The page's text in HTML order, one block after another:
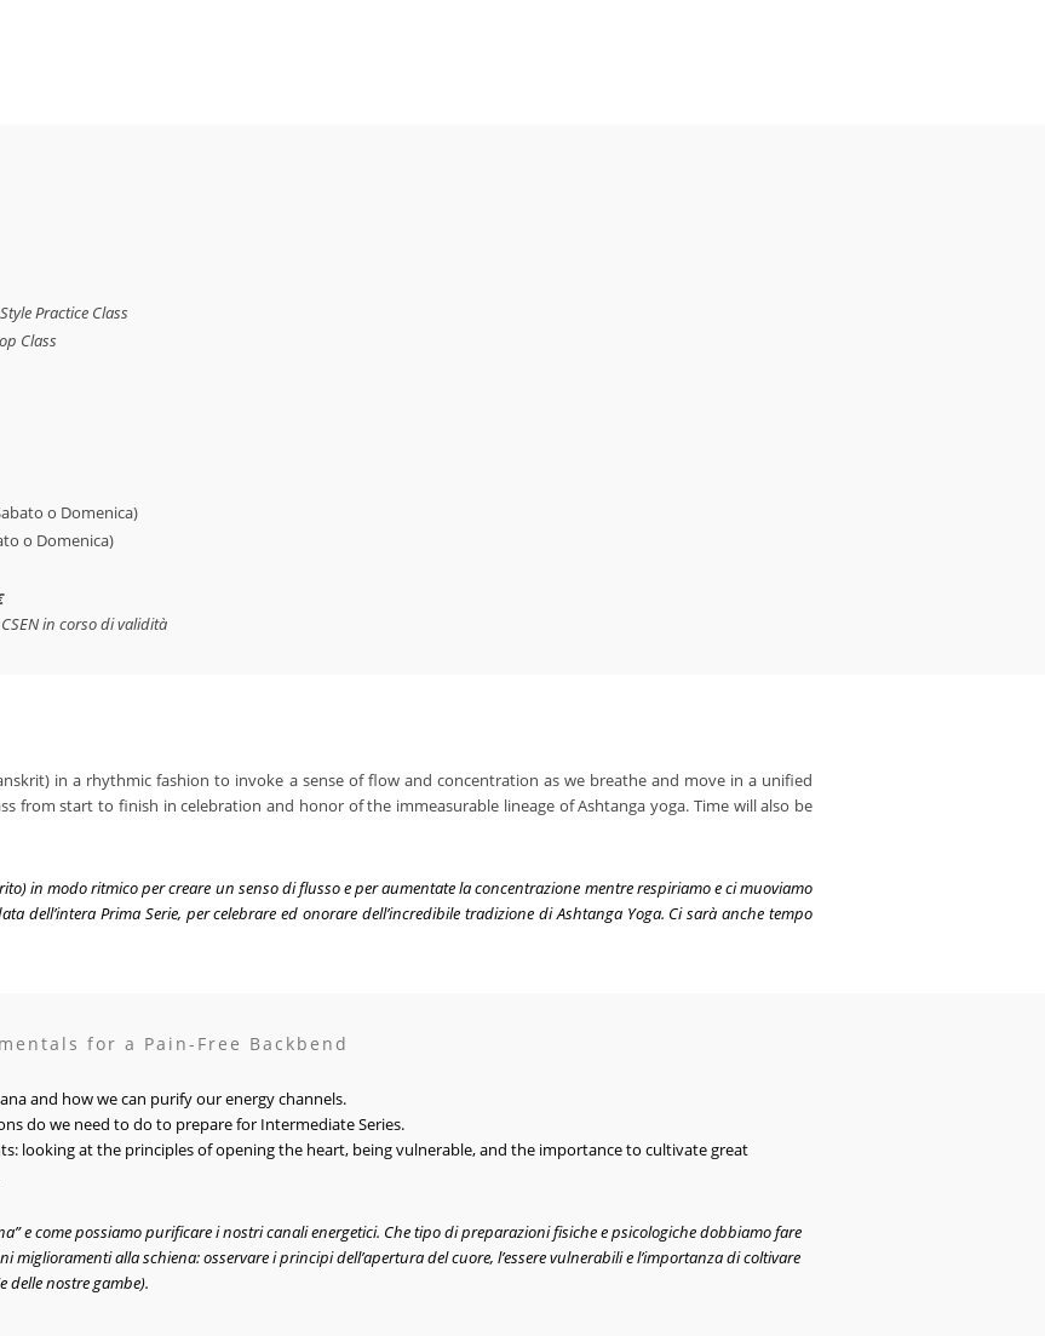
Practice Class
Class
o Domenica)
o Domenica)
in corso di validità
in a rhythmic fashion to invoke a sense of flow and concentration as we breathe and move in a unified
from start to finish in celebration and honor of the immeasurable lineage of Ashtanga yoga. Time will also be
in modo ritmico per creare un senso di flusso e per aumentate la concentrazione mentre respiriamo e ci muoviamo
dell’intera Prima Serie, per celebrare ed onorare dell’incredibile tradizione di Ashtanga Yoga. Ci sarà anche tempo
for a Pain-Free Backbend
and how we can purify our energy channels.
do we need to do to prepare for Intermediate Series.
looking at the principles of opening the heart, being vulnerable, and the importance to cultivate great
e come possiamo purificare i nostri canali energetici. Che tipo di preparazioni fisiche e psicologiche dobbiamo fare
miglioramenti alla schiena: osservare i principi dell’apertura del cuore, l’essere vulnerabili e l’importanza di coltivare
delle nostre gambe).